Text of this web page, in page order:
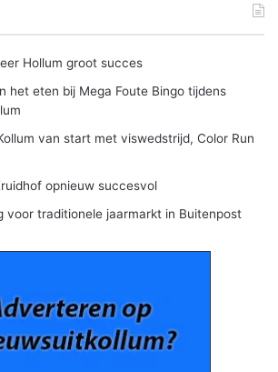
Hollum groot succes
het eten bij Mega Foute Bingo tijdens
van start met viswedstrijd, Color Run
opnieuw succesvol
voor traditionele jaarmarkt in Buitenpost